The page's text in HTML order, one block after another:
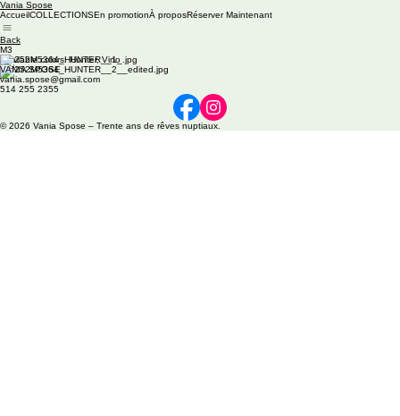
Vania Spose
AccueilCOLLECTIONSEn promotionÀ proposRéserver Maintenant
Back
M3
Available colors: Hunter, Vino
VANIA SPOSE
vania.spose@gmail.com
514 255 2355
© 2026 Vania Spose – Trente ans de rêves nuptiaux.